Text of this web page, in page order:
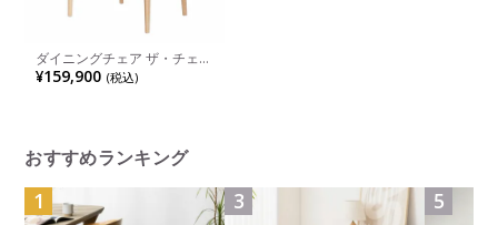
ダイニングチェア ザ・チェア
オーク ハンス・J・ウェグナ
ー リプロダクト フレーム無
¥159,900 (税込)
おすすめランキング
1 3 5